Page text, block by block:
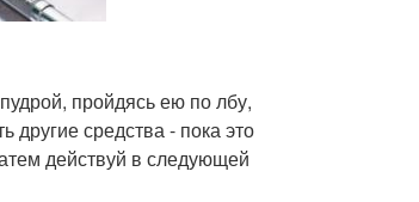
пройдясь ею по лбу,
средства - пока это
действуй в следующей